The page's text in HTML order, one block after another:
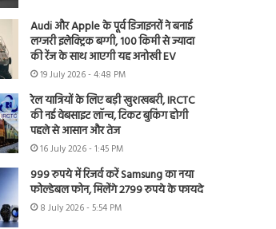
Audi और Apple के पूर्व डिजाइनरों ने बनाई
लग्जरी इलेक्ट्रिक बग्गी, 100 किमी से ज्यादा
की रेंज के साथ आएगी यह अनोखी EV
19 July 2026 - 4:48 PM
रेल यात्रियों के लिए बड़ी खुशखबरी, IRCTC
की नई वेबसाइट लॉन्च, टिकट बुकिंग होगी
पहले से आसान और तेज
16 July 2026 - 1:45 PM
999 रुपये में रिजर्व करें Samsung का नया
फोल्डेबल फोन, मिलेंगे 2799 रुपये के फायदे
8 July 2026 - 5:54 PM